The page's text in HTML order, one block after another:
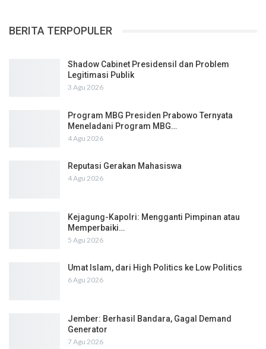
BERITA TERPOPULER
Shadow Cabinet Presidensil dan Problem
Legitimasi Publik
3 Agu 2026
Program MBG Presiden Prabowo Ternyata
Meneladani Program MBG…
4 Agu 2026
Reputasi Gerakan Mahasiswa
4 Agu 2026
Kejagung-Kapolri: Mengganti Pimpinan atau
Memperbaiki…
5 Agu 2026
Umat Islam, dari High Politics ke Low Politics
6 Agu 2026
Jember: Berhasil Bandara, Gagal Demand
Generator
7 Agu 2026